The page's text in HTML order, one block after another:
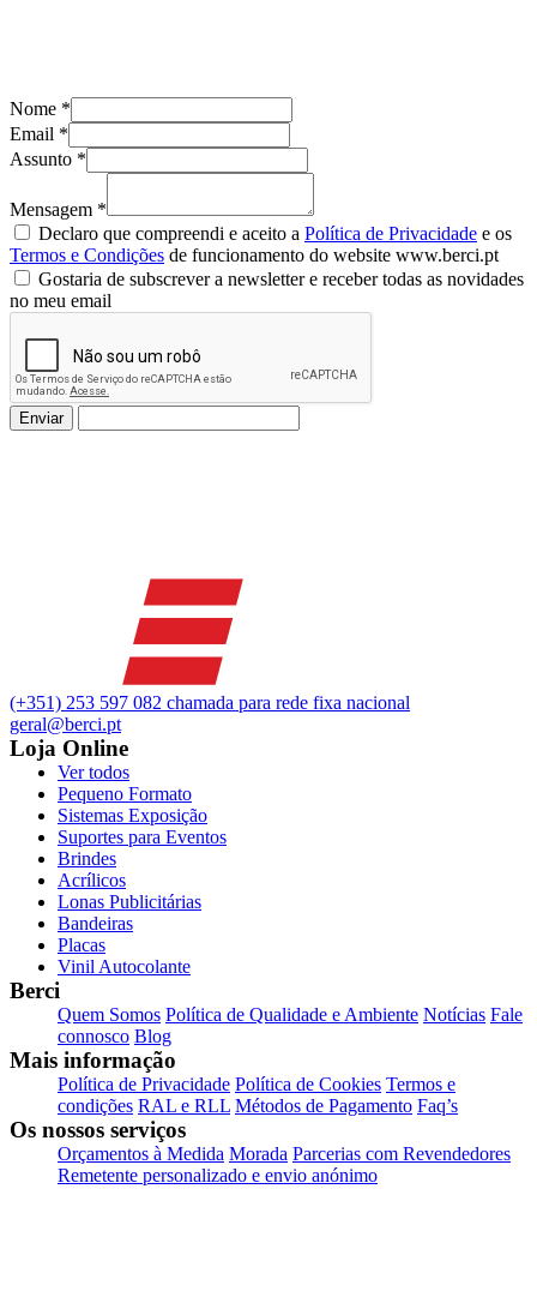
Nome *
Email *
Assunto *
Mensagem *
Declaro que compreendi e aceito a Política de Privacidade e os
Termos e Condições de funcionamento do website www.berci.pt
Gostaria de subscrever a newsletter e receber todas as novidades
no meu email
Enviar
(+351) 253 597 082 chamada para rede fixa nacional
geral@berci.pt
Loja Online
Ver todos
Pequeno Formato
Sistemas Exposição
Suportes para Eventos
Brindes
Acrílicos
Lonas Publicitárias
Bandeiras
Placas
Vinil Autocolante
Berci
Quem Somos Política de Qualidade e Ambiente Notícias Fale
connosco Blog
Mais informação
Política de Privacidade Política de Cookies Termos e
condições RAL e RLL Métodos de Pagamento Faq’s
Os nossos serviços
Orçamentos à Medida Morada Parcerias com Revendedores
Remetente personalizado e envio anónimo